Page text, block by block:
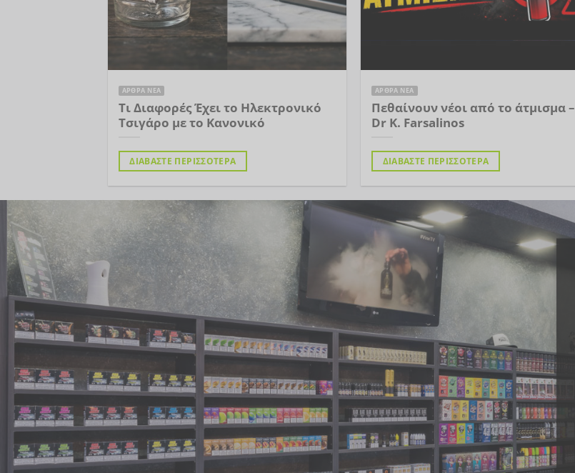
ΑΡΘΡΑ ΝΕΑ
Τι Διαφορές Έχει το Ηλεκτρονικό
Τσιγάρο με το Κανονικό
ΔΙΑΒΑΣΤΕ ΠΕΡΙΣΣΟΤΕΡΑ
ΑΡΘΡΑ ΝΕΑ
Πεθαίνουν νέοι από το άτμισμα –
Dr K. Farsalinos
ΔΙΑΒΑΣΤΕ ΠΕΡΙΣΣΟΤΕΡΑ